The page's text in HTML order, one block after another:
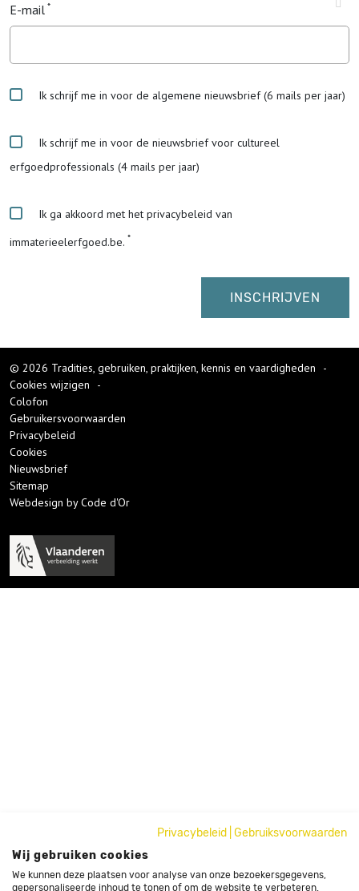
E-mail
Ik schrijf me in voor de algemene nieuwsbrief (6 mails per jaar)
Ik schrijf me in voor de nieuwsbrief voor cultureel
erfgoedprofessionals (4 mails per jaar)
Ik ga akkoord met het privacybeleid van
immaterieelerfgoed.be.
© 2026 Tradities, gebruiken, praktijken, kennis en vaardigheden
-
Cookies wijzigen
-
Colofon
Gebruikersvoorwaarden
Privacybeleid
Cookies
Nieuwsbrief
Sitemap
Webdesign by Code d'Or
Privacybeleid
Gebruiksvoorwaarden
Wij gebruiken cookies
We kunnen deze plaatsen voor analyse van onze bezoekersgegevens,
gepersonaliseerde inhoud te tonen of om de website te verbeteren.